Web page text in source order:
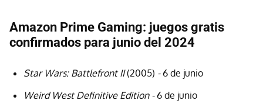
Amazon Prime Gaming: juegos gratis
confirmados para junio del 2024
Star Wars: Battlefront II(2005) -6 de junio
Weird West Definitive Edition -6 de junio